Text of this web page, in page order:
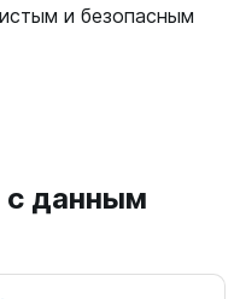
и безопасным
с данным